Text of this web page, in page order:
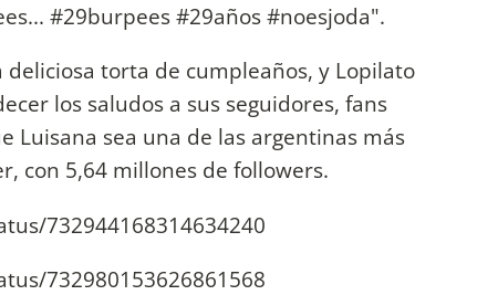
#29burpees #29años #noesjoda".
torta de cumpleaños, y Lopilato
los saludos a sus seguidores, fans
Luisana sea una de las argentinas más
con 5,64 millones de followers.
732944168314634240
732980153626861568